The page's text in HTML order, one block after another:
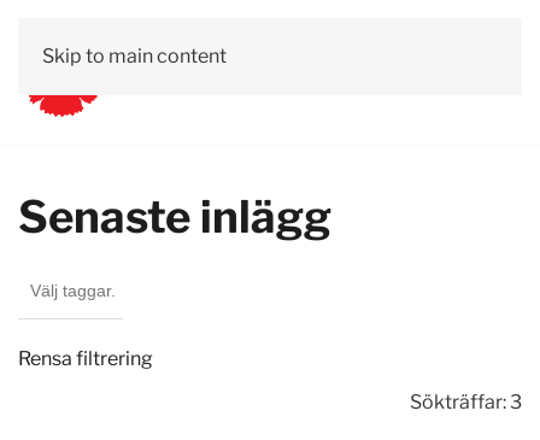
Skip to main content
Val 2026
Senaste inlägg
Rensa filtrering
Sökträffar: 3